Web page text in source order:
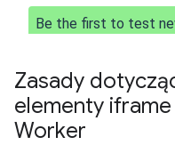
Zasady
elementy
Worker